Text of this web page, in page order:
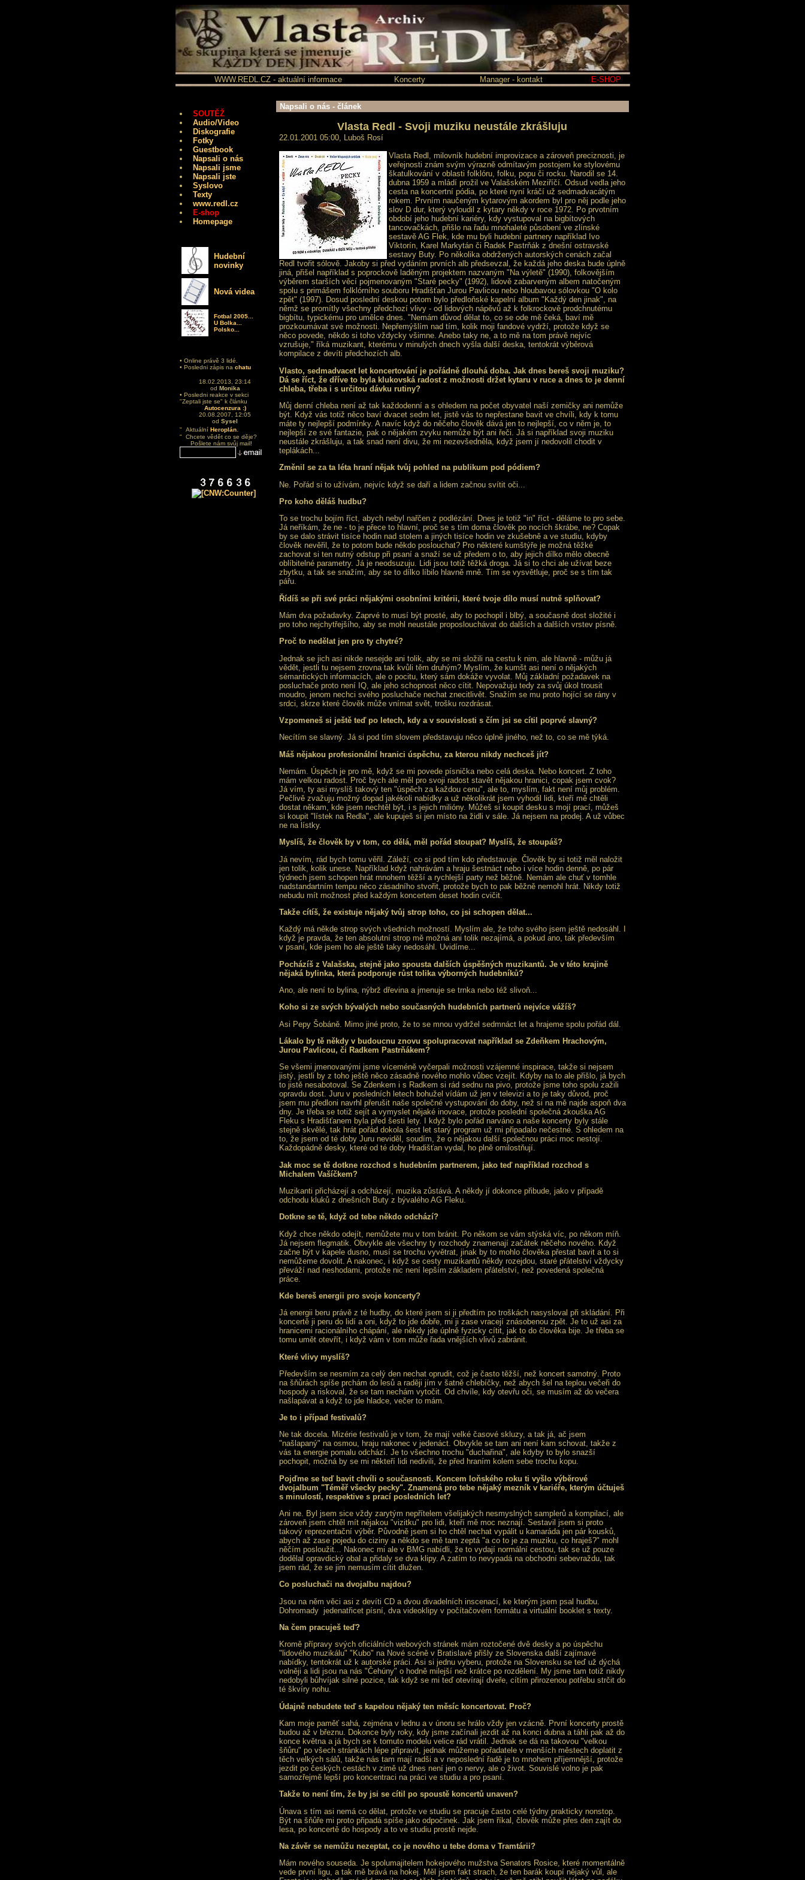
WWW.REDL.CZ - aktuální informace Koncerty Manager - kontakt E-SHOP
SOUTĚŽ
Audio/Video
Diskografie
Fotky
Guestbook
Napsali o nás
Napsali jsme
Napsali jste
Syslovo
Texty
www.redl.cz
E-shop
Homepage
Hudební
novinky
Nová videa
Fotbal 2005...
U Bolka...
Polsko...
• Online právě 3 lidé.
• Posledni zápis na chatu
18.02.2013, 23:14
od Monika
• Posledni reakce v sekci
"Zeptali jste se" k článku
Autocenzura :)
20.08.2007, 12:05
od Sysel
" Aktuální Heroplán.
" Chcete vědět co se děje?
Pošlete nám svůj mail!
Napsali o nás - článek
Vlasta Redl - Svoji muziku neustále zkrášluju
22.01.2001 05:00, Luboš Rosí
Vlasta Redl, milovník hudební improvizace a zároveň preciznosti, je
veřejnosti znám svým výrazně odmítavým postojem ke stylovému
škatulkování v oblasti folklóru, folku, popu či rocku. Narodil se 14.
dubna 1959 a mládí prožil ve Valašském Meziříčí. Odsud vedla jeho
cesta na koncertní pódia, po které nyní kráčí už sedmadvacátým
rokem. Prvním naučeným kytarovým akordem byl pro něj podle jeho
slov D dur, který vyloudil z kytary někdy v roce 1972. Po prvotním
období jeho hudební kariéry, kdy vystupoval na bigbítových
tancovačkách, přišlo na řadu mnohaleté působení ve zlínské
sestavě AG Flek, kde mu byli hudební partnery například Ivo
Viktorín, Karel Markytán či Radek Pastrňák z dnešní ostravské
sestavy Buty. Po několika obdržených autorských cenách začal
Redl tvořit sólově. Jakoby si před vydáním prvních alb předsevzal, že každá jeho deska bude úplně
jiná, přišel například s poprockově laděným projektem nazvaným "Na výletě" (1990), folkovějším
výběrem starších věcí pojmenovaným "Staré pecky" (1992), lidově zabarveným albem natočeným
spolu s primášem folklórního souboru Hradišťan Jurou Pavlicou nebo hloubavou sólovkou "O kolo
zpět" (1997). Dosud poslední deskou potom bylo předloňské kapelní album "Každý den jinak", na
němž se promítly všechny předchozí vlivy - od lidových nápěvů až k folkrockově prodchnutému
bigbítu, typickému pro umělce dnes. "Nemám důvod dělat to, co se ode mě čeká, baví mě
prozkoumávat své možnosti. Nepřemýšlím nad tím, kolik moji fandové vydrží, protože když se
něco povede, někdo si toho vždycky všimne. Anebo taky ne, a to mě na tom právě nejvíc
vzrušuje," říká muzikant, kterému v minulých dnech vyšla další deska, tentokrát výběrová
kompilace z devíti předchozích alb.
Vlasto, sedmadvacet let koncertování je pořádně dlouhá doba. Jak dnes bereš svoji muziku?
Dá se říct, že dříve to byla klukovská radost z možnosti držet kytaru v ruce a dnes to je denní
chleba, třeba i s určitou dávku rutiny?
Můj denní chleba není až tak každodenní a s ohledem na počet obyvatel naší zemičky ani nemůže
být. Když vás totiž něco baví dvacet sedm let, jistě vás to nepřestane bavit ve chvíli, kdy k tomu
máte ty nejlepší podmínky. A navíc když do něčeho člověk dává jen to nejlepší, co v něm je, to
nejlepší ze své fantazie, pak o nějakém zvyku nemůže být ani řeči. Já si například svoji muziku
neustále zkrášluju, a tak snad není divu, že mi nezevšedněla, když jsem jí nedovolil chodit v
teplákách...
Změnil se za ta léta hraní nějak tvůj pohled na publikum pod pódiem?
Ne. Pořád si to užívám, nejvíc když se daří a lidem začnou svítit oči...
Pro koho děláš hudbu?
To se trochu bojím říct, abych nebyl nařčen z podlézání. Dnes je totiž "in" říct - děláme to pro sebe.
Já neříkám, že ne - to je přece to hlavní, proč se s tím doma člověk po nocích škrábe, ne? Copak
by se dalo strávit tisíce hodin nad stolem a jiných tisíce hodin ve zkušebně a ve studiu, kdyby
člověk nevěřil, že to potom bude někdo poslouchat? Pro některé kumštýře je možná těžké
zachovat si ten nutný odstup při psaní a snaží se už předem o to, aby jejich dílko mělo obecně
oblíbitelné parametry. Já je neodsuzuju. Lidi jsou totiž těžká droga. Já si to chci ale užívat beze
zbytku, a tak se snažím, aby se to dílko líbilo hlavně mně. Tím se vysvětluje, proč se s tím tak
pářu.
Řídíš se při své práci nějakými osobními kritérii, které tvoje dílo musí nutně splňovat?
Mám dva požadavky. Zaprvé to musí být prosté, aby to pochopil i blbý, a současně dost složité i
pro toho nejchytřejšího, aby se mohl neustále proposlouchávat do dalších a dalších vrstev písně.
Proč to nedělat jen pro ty chytré?
Jednak se jich asi nikde nesejde ani tolik, aby se mi složili na cestu k nim, ale hlavně - můžu já
vědět, jestli tu nejsem zrovna tak kvůli těm druhým? Myslím, že kumšt asi není o nějakých
sémantických informacích, ale o pocitu, který sám dokáže vyvolat. Můj základní požadavek na
posluchače proto není IQ, ale jeho schopnost něco cítit. Nepovažuju tedy za svůj úkol trousit
moudro, jenom nechci svého posluchače nechat znecitlivět. Snažím se mu proto hojící se rány v
srdci, skrze které člověk může vnímat svět, trošku rozdrásat.
Vzpomeneš si ještě teď po letech, kdy a v souvislosti s čím jsi se cítil poprvé slavný?
Necítím se slavný. Já si pod tím slovem představuju něco úplně jiného, než to, co se mě týká.
Máš nějakou profesionální hranici úspěchu, za kterou nikdy nechceš jít?
Nemám. Úspěch je pro mě, když se mi povede písnička nebo celá deska. Nebo koncert. Z toho
mám velkou radost. Proč bych ale měl pro svoji radost stavět nějakou hranici, copak jsem cvok?
Já vím, ty asi myslíš takový ten "úspěch za každou cenu", ale to, myslím, fakt není můj problém.
Pečlivě zvažuju možný dopad jakékoli nabídky a už několikrát jsem vyhodil lidi, kteří mě chtěli
dostat někam, kde jsem nechtěl být, i s jejich milióny. Můžeš si koupit desku s mojí prací, můžeš
si koupit "lístek na Redla", ale kupuješ si jen místo na židli v sále. Já nejsem na prodej. A už vůbec
ne na lístky.
Myslíš, že člověk by v tom, co dělá, měl pořád stoupat? Myslíš, že stoupáš?
Já nevím, rád bych tomu věřil. Záleží, co si pod tím kdo představuje. Člověk by si totiž měl naložit
jen tolik, kolik unese. Například když nahrávám a hraju šestnáct nebo i více hodin denně, po pár
týdnech jsem schopen hrát mnohem těžší a rychlejší party než běžně. Nemám ale chuť v tomhle
nadstandartním tempu něco zásadního stvořit, protože bych to pak běžně nemohl hrát. Nikdy totiž
nebudu mít možnost před každým koncertem deset hodin cvičit.
Takže cítíš, že existuje nějaký tvůj strop toho, co jsi schopen dělat...
Každý má někde strop svých všedních možností. Myslím ale, že toho svého jsem ještě nedosáhl. I
když je pravda, že ten absolutní strop mě možná ani tolik nezajímá, a pokud ano, tak především
v psaní, kde jsem ho ale ještě taky nedosáhl. Uvidíme...
Pocházíš z Valašska, stejně jako spousta dalších úspěšných muzikantů. Je v této krajině
nějaká bylinka, která podporuje růst tolika výborných hudebníků?
Ano, ale není to bylina, nýbrž dřevina a jmenuje se trnka nebo též slivoň...
Koho si ze svých bývalých nebo současných hudebních partnerů nejvíce vážíš?
Asi Pepy Šobáně. Mimo jiné proto, že to se mnou vydržel sedmnáct let a hrajeme spolu pořád dál.
Lákalo by tě někdy v budoucnu znovu spolupracovat například se Zdeňkem Hrachovým,
Jurou Pavlicou, či Radkem Pastrňákem?
Se všemi jmenovanými jsme víceméně vyčerpali možnosti vzájemné inspirace, takže si nejsem
jistý, jestli by z toho ještě něco zásadně nového mohlo vůbec vzejít. Kdyby na to ale přišlo, já bych
to jistě nesabotoval. Se Zdenkem i s Radkem si rád sednu na pivo, protože jsme toho spolu zažili
opravdu dost. Juru v posledních letech bohužel vídám už jen v televizi a to je taky důvod, proč
jsem mu předloni navrhl přerušit naše společné vystupování do doby, než si na mě najde aspoň dva
dny. Je třeba se totiž sejít a vymyslet nějaké inovace, protože poslední společná zkouška AG
Fleku s Hradišťanem byla před šesti lety. I když bylo pořád narváno a naše koncerty byly stále
stejně skvělé, tak hrát pořád dokola šest let starý program už mi připadalo nečestné. S ohledem na
to, že jsem od té doby Juru neviděl, soudím, že o nějakou další společnou práci moc nestojí.
Každopádně desky, které od té doby Hradišťan vydal, ho plně omilostňují.
Jak moc se tě dotkne rozchod s hudebním partnerem, jako teď například rozchod s
Michalem Vašíčkem?
Muzikanti přicházejí a odcházejí, muzika zůstává. A někdy jí dokonce přibude, jako v případě
odchodu kluků z dnešních Buty z bývalého AG Fleku.
Dotkne se tě, když od tebe někdo odchází?
Když chce někdo odejít, nemůžete mu v tom bránit. Po někom se vám stýská víc, po někom míň.
Já nejsem flegmatik. Obvykle ale všechny ty rozchody znamenají začátek něčeho nového. Když
začne být v kapele dusno, musí se trochu vyvětrat, jinak by to mohlo člověka přestat bavit a to si
nemůžeme dovolit. A nakonec, i když se cesty muzikantů někdy rozejdou, staré přátelství vždycky
převáží nad neshodami, protože nic není lepším základem přátelství, než povedená společná
práce.
Kde bereš energii pro svoje koncerty?
Já energii beru právě z té hudby, do které jsem si ji předtím po troškách nasysloval při skládání. Při
koncertě ji peru do lidí a oni, když to jde dobře, mi ji zase vracejí znásobenou zpět. Je to už asi za
hranicemi racionálního chápání, ale někdy jde úplně fyzicky cítit, jak to do člověka bije. Je třeba se
tomu umět otevřít, i když vám v tom může řada vnějších vlivů zabránit.
Které vlivy myslíš?
Především se nesmím za celý den nechat oprudit, což je často těžší, než koncert samotný. Proto
na šňůrách spíše prchám do lesů a raději jím v šatně chlebíčky, než abych šel na teplou večeři do
hospody a riskoval, že se tam nechám vytočit. Od chvíle, kdy otevřu oči, se musím až do večera
našlapávat a když to jde hladce, večer to mám.
Je to i případ festivalů?
Ne tak docela. Mizérie festivalů je v tom, že mají velké časové skluzy, a tak já, ač jsem
"našlapaný" na osmou, hraju nakonec v jedenáct. Obvykle se tam ani není kam schovat, takže z
vás ta energie pomalu odchází. Je to všechno trochu "duchařina", ale kdyby to bylo snazší
pochopit, možná by se mi někteří lidi nedivili, že před hraním kolem sebe trochu kopu.
Pojďme se teď bavit chvíli o současnosti. Koncem loňského roku ti vyšlo výběrové
dvojalbum "Téměř všecky pecky". Znamená pro tebe nějaký mezník v kariéře, kterým účtuješ
s minulostí, respektive s prací posledních let?
Ani ne. Byl jsem sice vždy zarytým nepřítelem všelijakých nesmyslných samplerů a kompilací, ale
zároveň jsem chtěl mít nějakou "vizitku" pro lidi, kteří mě moc neznají. Sestavil jsem si proto
takový reprezentační výběr. Původně jsem si ho chtěl nechat vypálit u kamaráda jen pár kousků,
abych až zase pojedu do ciziny a někdo se mě tam zeptá "a co to je za muziku, co hraješ?" mohl
něčím posloužit... Nakonec mi ale v BMG nabídli, že to vydají normální cestou, tak se už pouze
dodělal opravdický obal a přidaly se dva klipy. A zatím to nevypadá na obchodní sebevraždu, tak
jsem rád, že se jim nemusím cítit dlužen.
Co posluchači na dvojalbu najdou?
Jsou na něm věci asi z devíti CD a dvou divadelních inscenací, ke kterým jsem psal hudbu.
Dohromady jedenatřicet písní, dva videoklipy v počítačovém formátu a virtuální booklet s texty.
Na čem pracuješ teď?
Kromě přípravy svých oficiálních webových stránek mám roztočené dvě desky a po úspěchu
"lidového muzikálu" "Kubo" na Nové scéně v Bratislavě přišly ze Slovenska další zajímavé
nabídky, tentokrát už k autorské práci. Asi si jednu vyberu, protože na Slovensku se teď už dýchá
volněji a lidi jsou na nás "Čehúny" o hodně milejší než krátce po rozdělení. My jsme tam totiž nikdy
nedobyli bůhvíjak silné pozice, tak když se mi teď otevírají dveře, cítím přirozenou potřebu strčit do
té škvíry nohu.
Údajně nebudete teď s kapelou nějaký ten měsíc koncertovat. Proč?
Kam moje paměť sahá, zejména v lednu a v únoru se hrálo vždy jen vzácně. První koncerty prostě
budou až v březnu. Dokonce byly roky, kdy jsme začínali jezdit až na konci dubna a táhli pak až do
konce května a já bych se k tomuto modelu velice rád vrátil. Jednak se dá na takovou "velkou
šňůru" po všech stránkách lépe připravit, jednak můžeme pořadatele v menších městech doplatit z
těch velkých sálů, takže nás tam mají radši a v neposlední řadě je to mnohem příjemnější, protože
jezdit po českých cestách v zimě už dnes není jen o nervy, ale o život. Souvislé volno je pak
samozřejmě lepší pro koncentraci na práci ve studiu a pro psaní.
Takže to není tím, že by jsi se cítil po spoustě koncertů unaven?
Únava s tím asi nemá co dělat, protože ve studiu se pracuje často celé týdny prakticky nonstop.
Být na šňůře mi proto připadá spíše jako odpočinek. Jak jsem říkal, člověk může přes den zajít do
lesa, po koncertě do hospody a to ve studiu prostě nejde.
Na závěr se nemůžu nezeptat, co je nového u tebe doma v Tramtárii?
Mám nového souseda. Je spolumajitelem hokejového mužstva Senators Rosice, které momentálně
vede první ligu, a tak mě brává na hokej. Měl jsem fakt strach, že ten barák koupí nějaký vůl, ale